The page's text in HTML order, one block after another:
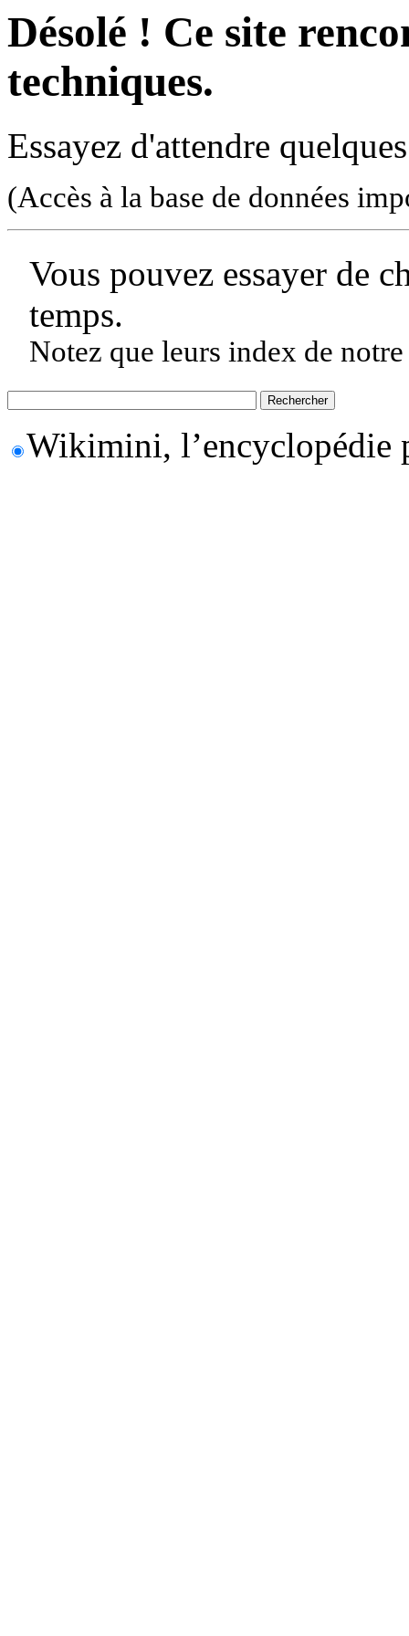
Désolé ! Ce site
techniques.
Essayez d'attendre
(Accès à la base de données
Vous pouvez essayer de
temps.
Notez que leurs index de
Wikimini, l’encyclopédie